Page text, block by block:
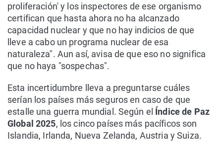
proliferación' y los inspectores de ese organismo
certifican que hasta ahora no ha alcanzado
capacidad nuclear y que no hay indicios de que
lleve a cabo un programa nuclear de esa
naturaleza". Aun así, avisa de que eso no significa
que no haya "sospechas".
Esta incertidumbre lleva a preguntarse cuáles
serían los países más seguros en caso de que
estalle una guerra mundial. Según el Índice de Paz
Global 2025, los cinco países más pacíficos son
Islandia, Irlanda, Nueva Zelanda, Austria y Suiza.